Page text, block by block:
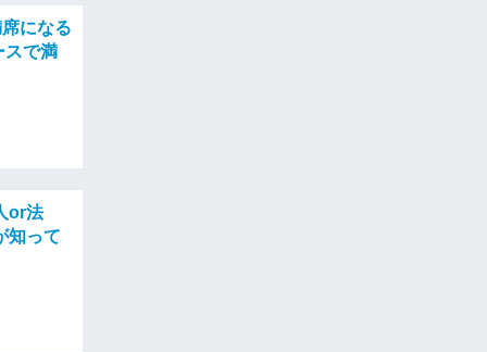
になる
で満
or法
知って